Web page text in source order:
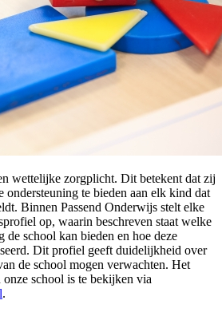
wettelijke zorgplicht. Dit betekent dat zij
ondersteuning te bieden aan elk kind dat
Binnen Passend Onderwijs stelt elke
op, waarin beschreven staat welke
de school kan bieden en hoe deze
Dit profiel geeft duidelijkheid over
de school mogen verwachten. Het
school is te bekijken via
.